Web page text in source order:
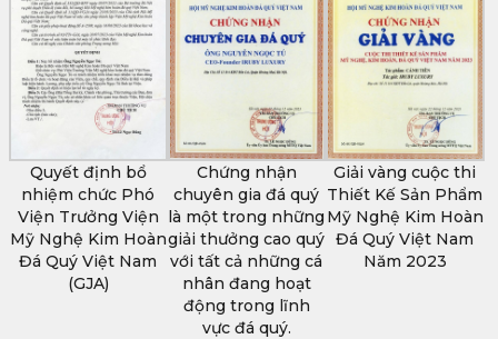
Quyết định bổ
nhiệm chức Phó
Viện Trưởng Viện
Mỹ Nghệ Kim Hoàn
Đá Quý Việt Nam
(GJA)
Chứng nhận
chuyên gia đá quý
là một trong những
giải thưởng cao quý
với tất cả những cá
nhân đang hoạt
động trong lĩnh
vực đá quý.
Giải vàng cuộc thi
Thiết Kế Sản Phẩm
Mỹ Nghệ Kim Hoàn
Đá Quý Việt Nam
Năm 2023